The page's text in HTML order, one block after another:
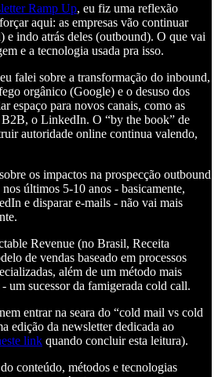
Ramp Up, eu fiz uma reflexão
aqui: as empresas vão continuar
e indo atrás deles (outbound). O que vai
e a tecnologia usada pra isso.
falei sobre a transformação do inbound,
orgânico (Google) e o desuso dos
espaço para novos canais, como as
B2B, o LinkedIn. O “by the book” de
autoridade online continua valendo,
os impactos na prospecção outbound
últimos 5-10 anos - basicamente,
e disparar e-mails - não vai mais
Revenue (no Brasil, Receita
de vendas baseado em processos
além de um método mais
um sucessor da famigerada cold call.
entrar na seara do “cold mail vs cold
edição da newsletter dedicada ao
link quando concluir esta leitura).
conteúdo, métodos e tecnologias